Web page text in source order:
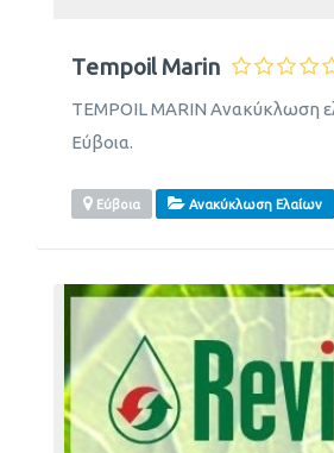
Τempoil Marin
TEMPOIL MARIN Ανακύκλωση
Εύβοια.
Εύβοια Ανακύκλωση Ελαίων